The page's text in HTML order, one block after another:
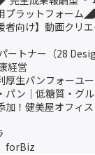
プラットフォーム
者向け】動画クリ
ートナー（28
経営
厚生パンフォーユ
パン｜低糖質・グ
加！健美屋オフィ
forBiz